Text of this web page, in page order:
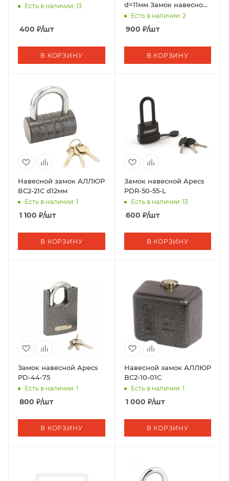
Есть в наличии: 13
400 ₽/шт
В КОРЗИНУ
d=11мм Замок навесной
(36,6)
Есть в наличии: 2
900 ₽/шт
В КОРЗИНУ
Навесной замок АЛЛЮР
ВС2-21С d12мм
Есть в наличии: 1
1 100 ₽/шт
В КОРЗИНУ
Замок навесной Apecs
PDR-50-55-L
Есть в наличии: 13
600 ₽/шт
В КОРЗИНУ
Замок навесной Apecs
PD-44-75
Есть в наличии: 1
800 ₽/шт
В КОРЗИНУ
Навесной замок АЛЛЮР
ВС2-10-01С
Есть в наличии: 1
1 000 ₽/шт
В КОРЗИНУ